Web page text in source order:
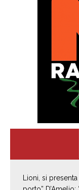
Lioni, si